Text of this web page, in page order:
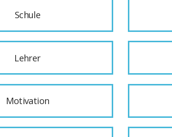
Schule
Lehrer
Motivation